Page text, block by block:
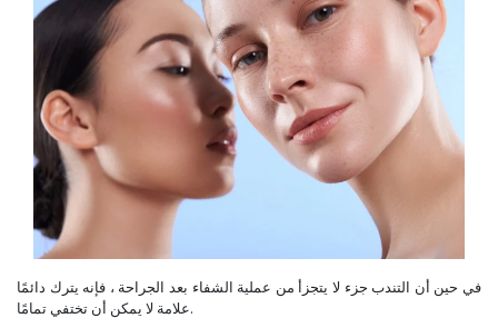
في حين أن التندب جزء لا يتجزأ من عملية الشفاء بعد الجراحة ، فإنه يترك دائمًا
علامة لا يمكن أن تختفي تمامًا.